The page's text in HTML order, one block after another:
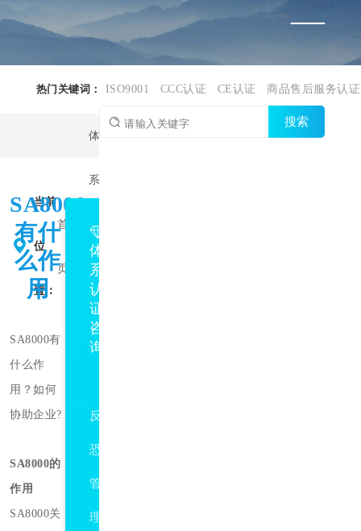
—
热门关键词： ISO9001 CCC认证 CE认证 商品售后服务认证
搜索
当前
位
置：
首
页
体
系
认
证
咨
SA8000
有什
么作
用
SA8000有
什么作
用？如何
协助企业?
SA8000的
作用
SA8000关
体
系
认
证
咨
询
反
恐
管
理